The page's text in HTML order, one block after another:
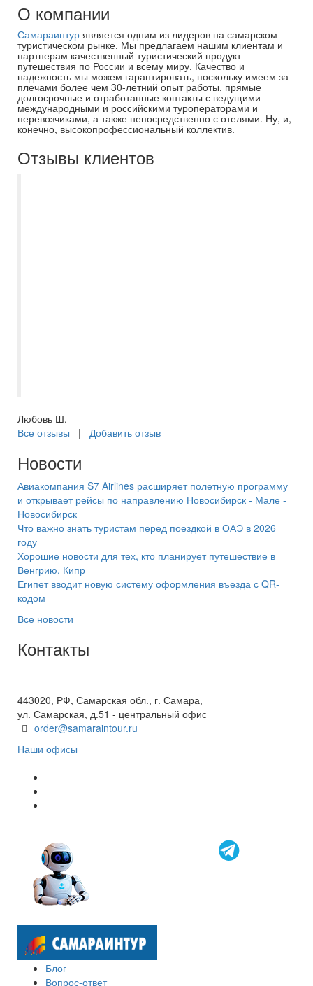
О компании
Самараинтур является одним из лидеров на самарском
туристическом рынке. Мы предлагаем нашим клиентам и
партнерам качественный туристический продукт —
путешествия по России и всему миру. Качество и
надежность мы можем гарантировать, поскольку имеем за
плечами более чем 30-летний опыт работы, прямые
долгосрочные и отработанные контакты с ведущими
международными и российскими туроператорами и
перевозчиками, а также непосредственно с отелями. Ну, и,
конечно, высокопрофессиональный коллектив.
Отзывы клиентов
Любовь Ш.
Все отзывы | Добавить отзыв
Новости
Авиакомпания S7 Airlines расширяет полетную программу
и открывает рейсы по направлению Новосибирск - Мале -
Новосибирск
Что важно знать туристам перед поездкой в ОАЭ в 2026
году
Хорошие новости для тех, кто планирует путешествие в
Венгрию, Кипр
Египет вводит новую систему оформления въезда с QR-
кодом
Все новости
Контакты
443020, РФ, Самарская обл., г. Самара,
ул. Самарская, д.51 - центральный офис
order@samaraintour.ru
Наши офисы
Блог
Вопрос-ответ